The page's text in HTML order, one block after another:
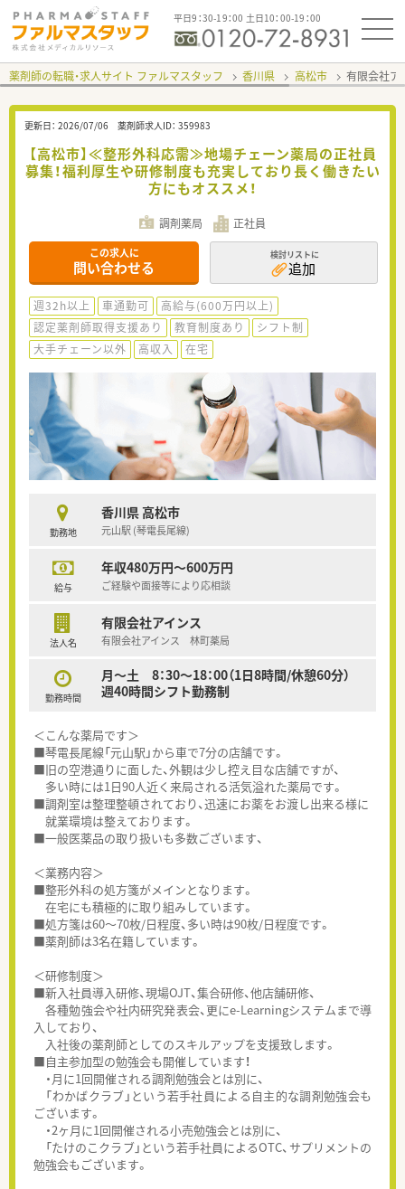
平日9：30-19：00 土日10：00-19：00
薬剤師の転職・求人サイト ファルマスタッフ 香川県 高松市 有限会社
更新日： 2026/07/06 薬剤師求人ID： 359983
【高松市】≪整形外科応需≫地場チェーン薬局の正社員
募集！福利厚生や研修制度も充実しており長く働きたい
方にもオススメ！
調剤薬局 正社員
この求人に
問い合わせる
検討リストに
追加
週32h以上 車通勤可
高給与(600万円以上)
認定薬剤師取得支援あり
教育制度あり
シフト制
大手チェーン以外
高収入 在宅
勤務地
香川県 高松市
元山駅 (琴電長尾線)
給与
年収480万円～600万円
ご経験や面接等により応相談
法人名
有限会社アインス
有限会社アインス 林町薬局
勤務時間
月～土 8：30～18：00（1日8時間/休憩60分）
週40時間シフト勤務制
＜こんな薬局です＞
■琴電長尾線「元山駅」から車で7分の店舗です。
■旧の空港通りに面した、外観は少し控え目な店舗ですが、
多い時には1日90人近く来局される活気溢れた薬局です。
■調剤室は整理整頓されており、迅速にお薬をお渡し出来る様に
就業環境は整えております。
■一般医薬品の取り扱いも多数ございます、
＜業務内容＞
■整形外科の処方箋がメインとなります。
在宅にも積極的に取り組みしています。
■処方箋は60～70枚/日程度、多い時は90枚/日程度です。
■薬剤師は3名在籍しています。
＜研修制度＞
■新入社員導入研修、現場OJT、集合研修、他店舗研修、
各種勉強会や社内研究発表会、更にe-Learningシステムまで導
入しており、
入社後の薬剤師としてのスキルアップを支援致します。
■自主参加型の勉強会も開催しています！
・月に1回開催される調剤勉強会とは別に、
「わかばクラブ」という若手社員による自主的な調剤勉強会も
ございます。
・2ヶ月に1回開催される小売勉強会とは別に、
「たけのこクラブ」という若手社員によるOTC、サプリメントの
勉強会もございます。